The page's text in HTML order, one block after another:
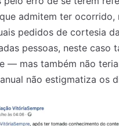
admitem ter ocorrido,
pedidos de cortesia
pessoas, neste caso
— mas também não
não estigmatiza os